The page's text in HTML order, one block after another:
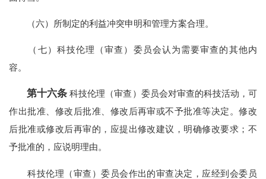
（六）所制定的利益冲突申明和管理方案合理。
（七）科技伦理（审查）委员会认为需要审查的其他内
容。
第十六条 科技伦理（审查）委员会对审查的科技活动，可
作出批准、修改后批准、修改后再审或不予批准等决定。修改
后批准或修改后再审的，应提出修改建议，明确修改要求；不
予批准的，应说明理由。
科技伦理（审查）委员会作出的审查决定，应经到会委员